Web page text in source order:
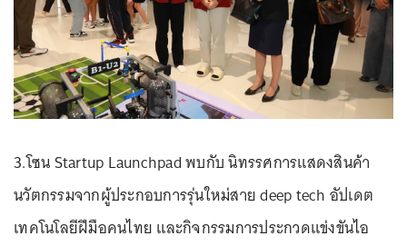
3.โซน Startup Launchpad พบกับ นิทรรศการแสดงสินค้า
นวัตกรรมจากผู้ประกอบการรุ่นใหม่สาย deep tech อัปเดต
เทคโนโลยีฝีมือคนไทย และกิจกรรมการประกวดแข่งขันไอ